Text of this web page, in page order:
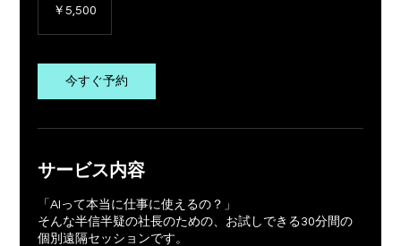
￥5,500
今すぐ予約
サービス内容
「AIって本当に仕事に使えるの？」
そんな半信半疑の社長のための、お試しできる30分間の
個別遠隔セッションです。